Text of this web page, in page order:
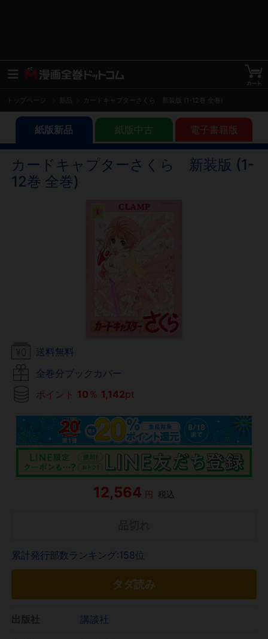
トップページ カードキャプターさくら 新装版 (1-12巻 全巻)
紙版新品 紙版中古 電子書籍版
カードキャプターさくら 新装版 (1-
12巻 全巻)
送料無料
全巻分ブックカバー
ポイント 10 ％ 1,142pt
12,564 円 税込
累計発行部数ランキング:158位
タダ読み
講談社